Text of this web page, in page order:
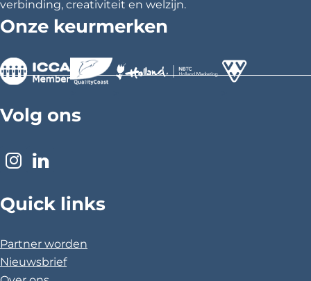
verbinding, creativiteit en welzijn.
Onze keurmerken
Volg ons
I
s
a
g
r
L
n
e
d
I
Quick links
Partner worden
Nieuwsbrief